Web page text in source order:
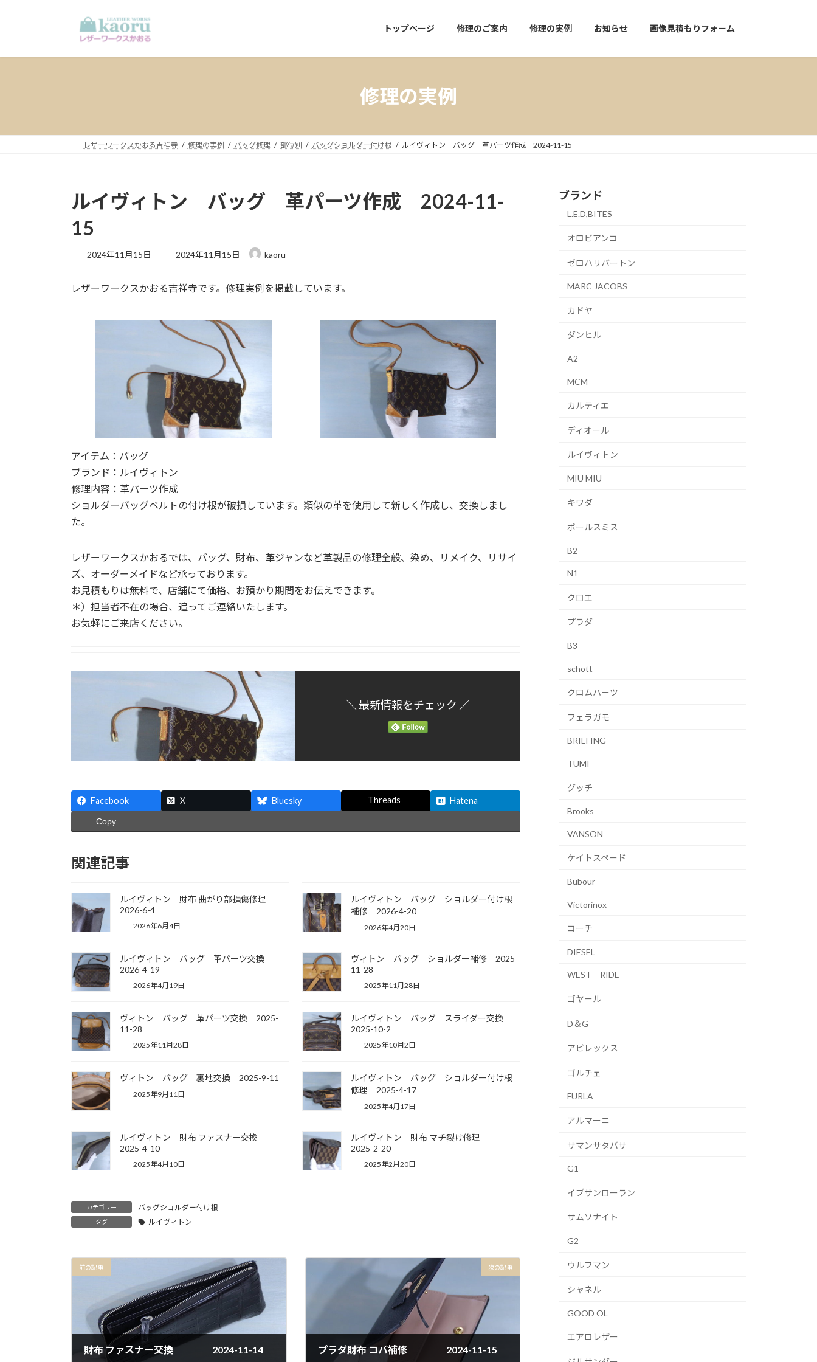
プ
動
トップページ 修理のご案内 修理の実例 お知らせ 画像見積もりフォーム
修理の実例
レザーワークスかおる吉祥寺 修理の実例 バッグ修理 部位別 バッグショルダー付け根 ルイヴィトン バッグ 革パーツ作成 2024-11-15
ルイヴィトン バッグ 革パーツ作成 2024-11-
15
2024年11月15日
最
新
:
2024年11月15日 kaoru
レザーワークスかおる吉祥寺です。修理実例を掲載しています。
アイテム：バッグ
ブランド：ルイヴィトン
修理内容：革パーツ作成
ショルダーバッグベルトの付け根が破損しています。類似の革を使用して新しく作成し、交換しまし
た。
レザーワークスかおるでは、バッグ、財布、革ジャンなど革製品の修理全般、染め、リメイク、リサイ
ズ、オーダーメイドなど承っております。
お見積もりは無料で、店舗にて価格、お預かり期間をお伝えできます。
＊）担当者不在の場合、追ってご連絡いたします。
お気軽にご来店ください。
＼ 最新情報をチェック ／
Facebook X Bluesky Threads Hatena
Copy
関連記事
ルイヴィトン 財布 曲がり部損傷修理
2026-6-4
2026年6月4日
ルイヴィトン バッグ ショルダー付け根
補修 2026-4-20
2026年4月20日
ルイヴィトン バッグ 革パーツ交換
2026-4-19
2026年4月19日
ヴィトン バッグ ショルダー補修 2025-
11-28
2025年11月28日
ヴィトン バッグ 革パーツ交換 2025-
11-28
2025年11月28日
ルイヴィトン バッグ スライダー交換
2025-10-2
2025年10月2日
ヴィトン バッグ 裏地交換 2025-9-11
2025年9月11日
ルイヴィトン バッグ ショルダー付け根
修理 2025-4-17
2025年4月17日
ルイヴィトン 財布 ファスナー交換
2025-4-10
2025年4月10日
ルイヴィトン 財布 マチ裂け修理
2025-2-20
2025年2月20日
カテゴリー バッグショルダー付け根
タグ ルイヴィトン
前の記事
財布 ファスナー交換 2024-11-14
次の記事
プラダ財布 コバ補修 2024-11-15
ブランド
L.E.D,BITES
オロビアンコ
ゼロハリバートン
MARC JACOBS
カドヤ
ダンヒル
A2
MCM
カルティエ
ディオール
ルイヴィトン
MIU MIU
キワダ
ポールスミス
B2
N1
クロエ
プラダ
B3
schott
クロムハーツ
フェラガモ
BRIEFING
TUMI
グッチ
Brooks
VANSON
ケイトスペード
Bubour
Victorinox
コーチ
DIESEL
WEST RIDE
ゴヤール
D＆G
アビレックス
ゴルチェ
FURLA
アルマーニ
サマンサタバサ
G1
イブサンローラン
サムソナイト
G2
ウルフマン
シャネル
GOOD OL
エアロレザー